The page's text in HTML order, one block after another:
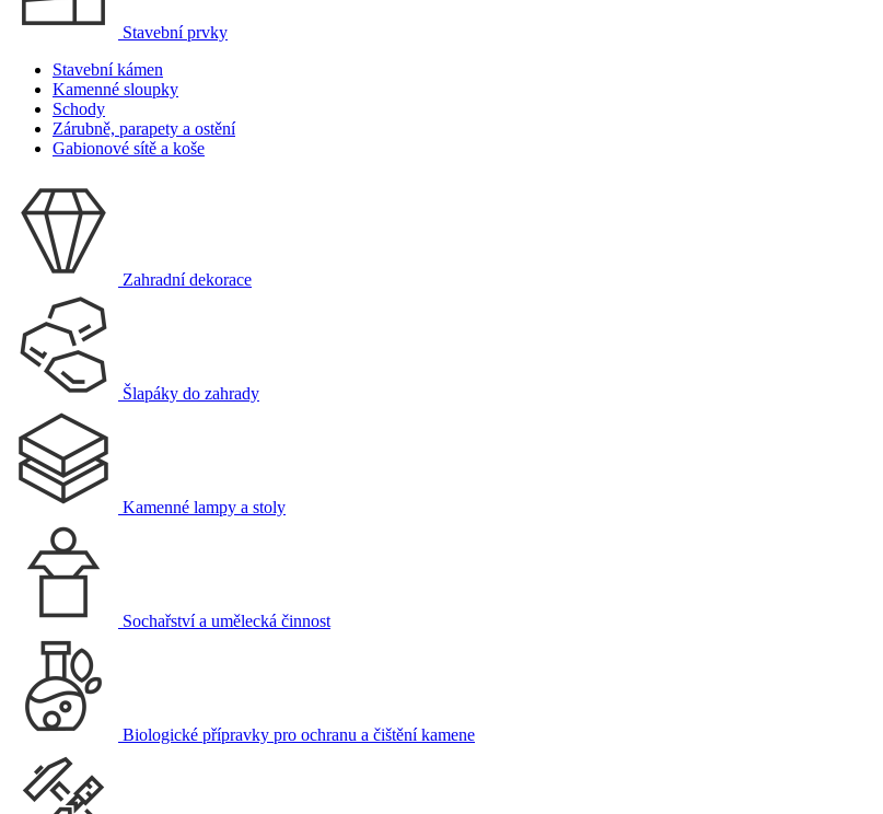
Stavební prvky
Stavební kámen
Kamenné sloupky
Schody
Zárubně, parapety a ostění
Gabionové sítě a koše
Zahradní dekorace
Šlapáky do zahrady
Kamenné lampy a stoly
Sochařství a umělecká činnost
Biologické přípravky pro ochranu a čištění kamene